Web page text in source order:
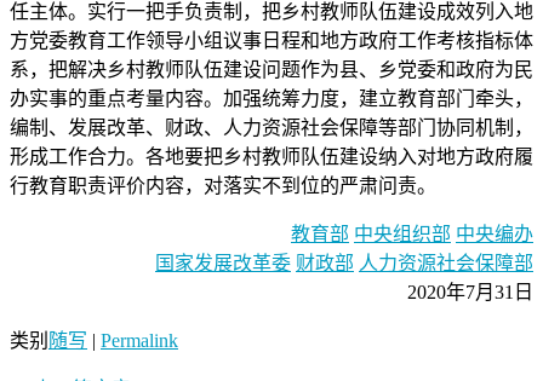
任主体。实行一把手负责制，把乡村教师队伍建设成效列入地
方党委教育工作领导小组议事日程和地方政府工作考核指标体
系，把解决乡村教师队伍建设问题作为县、乡党委和政府为民
办实事的重点考量内容。加强统筹力度，建立教育部门牵头，
编制、发展改革、财政、人力资源社会保障等部门协同机制，
形成工作合力。各地要把乡村教师队伍建设纳入对地方政府履
行教育职责评价内容，对落实不到位的严肃问责。
教育部 中央组织部 中央编办
国家发展改革委 财政部 人力资源社会保障部
2020年7月31日
类别 随写 | Permalink